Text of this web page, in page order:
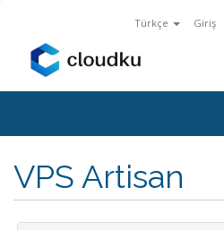
Türkçe Giriş
VPS Artisan